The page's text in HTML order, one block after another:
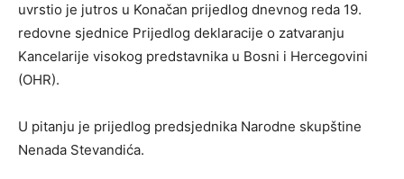
uvrstio je jutros u Konačan prijedlog dnevnog reda 19.
redovne sjednice Prijedlog deklaracije o zatvaranju
Kancelarije visokog predstavnika u Bosni i Hercegovini
(OHR).
U pitanju je prijedlog predsjednika Narodne skupštine
Nenada Stevandića.